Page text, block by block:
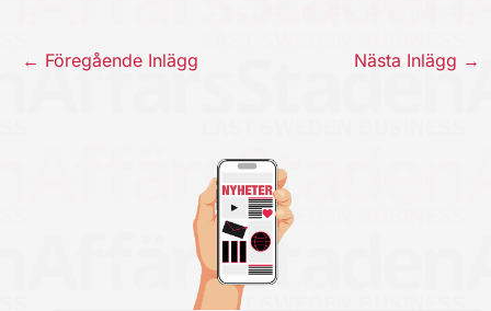
← Föregående Inlägg Nästa Inlägg →